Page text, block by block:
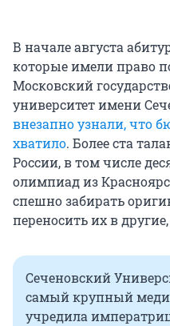
В начале августа
которые имели право
Московский
университет имени
внезапно узнали, что
хватило. Более ста
России, в том числе
олимпиад из
спешно забирать
переносить их в
Сеченовский
самый крупный
учредила